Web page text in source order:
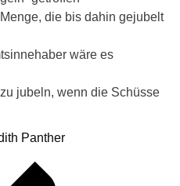
die bis dahin gejubelt
wäre es
jubeln, wenn die Schüsse
Panther